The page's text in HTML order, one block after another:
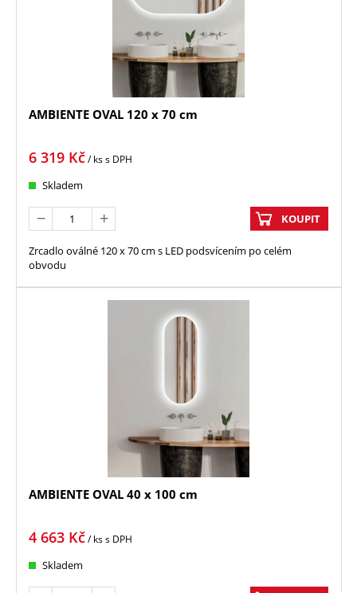
AMBIENTE OVAL 120 x 70 cm
6 319 Kč/ kss DPH
Skladem
KOUPIT
Zrcadlo oválné 120 x 70 cm s LED podsvícením po celém
obvodu
AMBIENTE OVAL 40 x 100 cm
4 663 Kč/ kss DPH
Skladem